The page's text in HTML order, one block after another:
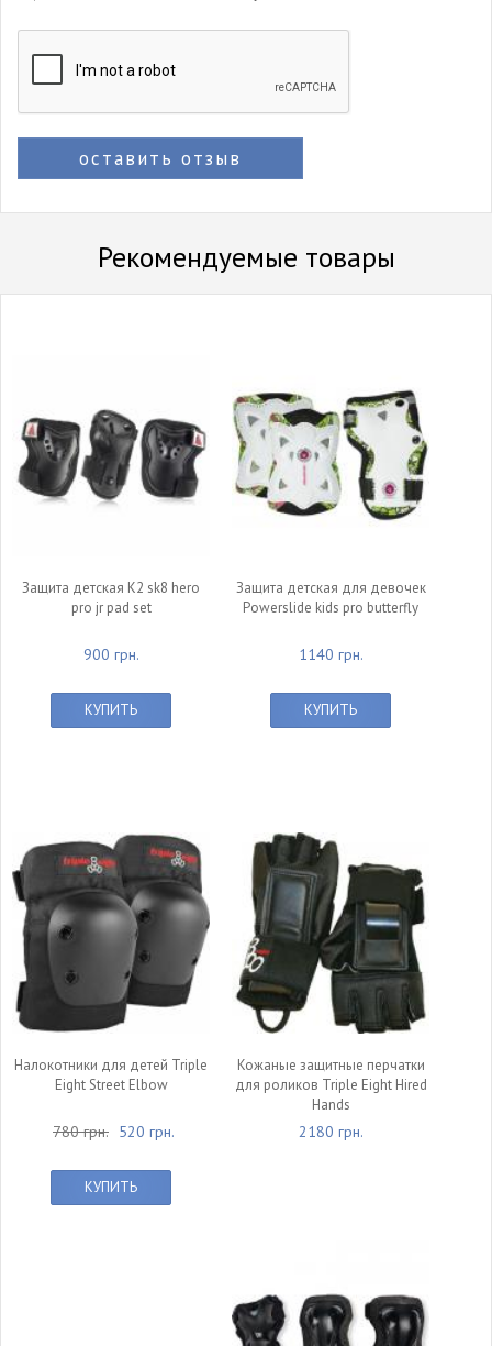
оставить отзыв
Рекомендуемые товары
Защита детская K2 sk8 hero
pro jr pad set
900 грн.
КУПИТЬ
Защита детская для девочек
Powerslide kids pro butterfly
1140 грн.
КУПИТЬ
Налокотники для детей Triple
Eight Street Elbow
780 грн. 520 грн.
КУПИТЬ
Кожаные защитные перчатки
для роликов Triple Eight Hired
Hands
2180 грн.